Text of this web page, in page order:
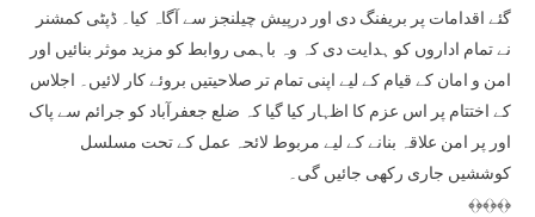
گئے اقدامات پر بریفنگ دی اور درپیش چیلنجز سے آگاہ کیا۔ ڈپٹی کمشنر
نے تمام اداروں کو ہدایت دی کہ وہ باہمی روابط کو مزید موثر بنائیں اور
امن و امان کے قیام کے لیے اپنی تمام تر صلاحیتیں بروئے کار لائیں۔ اجلاس
کے اختتام پر اس عزم کا اظہار کیا گیا کہ ضلع جعفرآباد کو جرائم سے پاک
اور پر امن علاقہ بنانے کے لیے مربوط لائحہ عمل کے تحت مسلسل
کوششیں جاری رکھی جائیں گی۔
﴾﴿﴾﴿﴾﴿